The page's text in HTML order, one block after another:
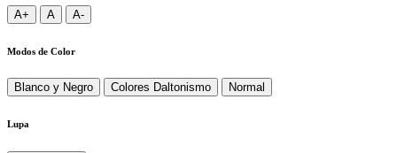
A+ A A-
Modos de Color
Blanco y Negro Colores Daltonismo Normal
Lupa